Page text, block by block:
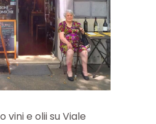
vini e olii su Viale